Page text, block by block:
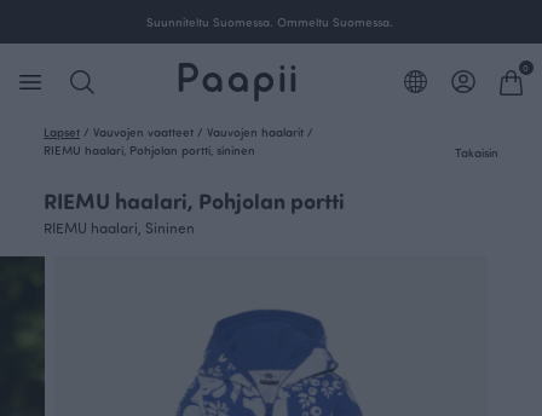
Suunniteltu Suomessa. Ommeltu Suomessa.
0
Lapset / Vauvojen vaatteet / Vauvojen haalarit /
RIEMU haalari, Pohjolan portti, sininen
Takaisin
RIEMU haalari, Pohjolan portti
RIEMU haalari, Sininen